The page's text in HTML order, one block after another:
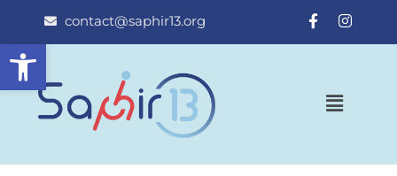
Ouvrir la barre d’outils
contact@saphir13.org